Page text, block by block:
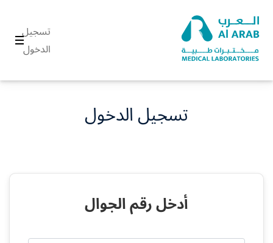
تسجيل
الدخول
تسجيل الدخول
أدخل رقم الجوال